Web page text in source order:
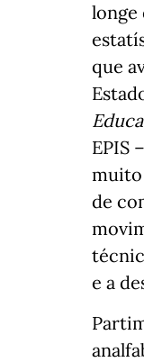
longe
que
EPIS
muito
de
e a